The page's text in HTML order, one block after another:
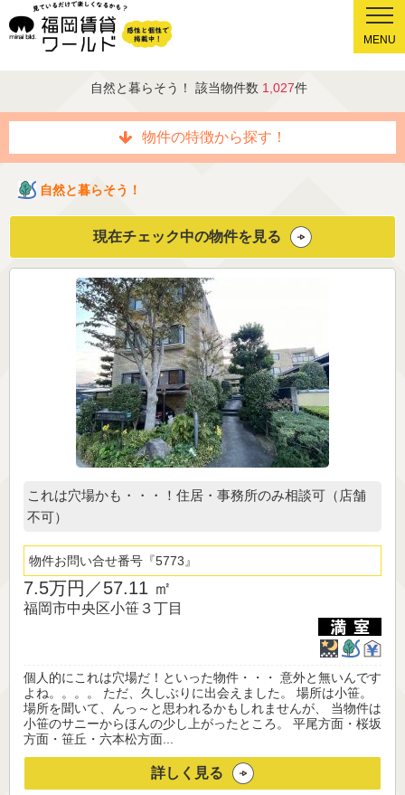
MENU
自然と暮らそう！ 該当物件数 1,027件
物件の特徴から探す！
自然と暮らそう！
現在チェック中の物件を見る
これは穴場かも・・・！住居・事務所のみ相談可（店舗
不可）
物件お問い合せ番号 5773
7.5万円／57.11 ㎡
福岡市中央区小笹３丁目
個人的にこれは穴場だ！といった物件・・・ 意外と無いんです
よね。。。。 ただ、久しぶりに出会えました。 場所は小笹。
場所を聞いて、んっ～と思われるかもしれませんが、 当物件は
小笹のサニーからほんの少し上がったところ。 平尾方面・桜坂
方面・笹丘・六本松方面...
詳しく見る